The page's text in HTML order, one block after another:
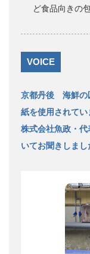
ど食品向きの
VOICE
京都丹後 海鮮の
紙を使用されてい
株式会社魚政・
いてお聞きしまし